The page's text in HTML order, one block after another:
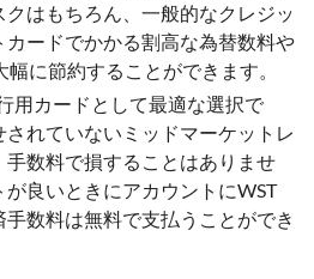
クはもちろん、一般的なクレジッ
カードでかかる割高な為替数料や
に節約することができます。
用カードとして最適な選択で
れていないミッドマーケットレ
数料で損することはありませ
良いときにアカウントにWST
数料は無料で支払うことができ